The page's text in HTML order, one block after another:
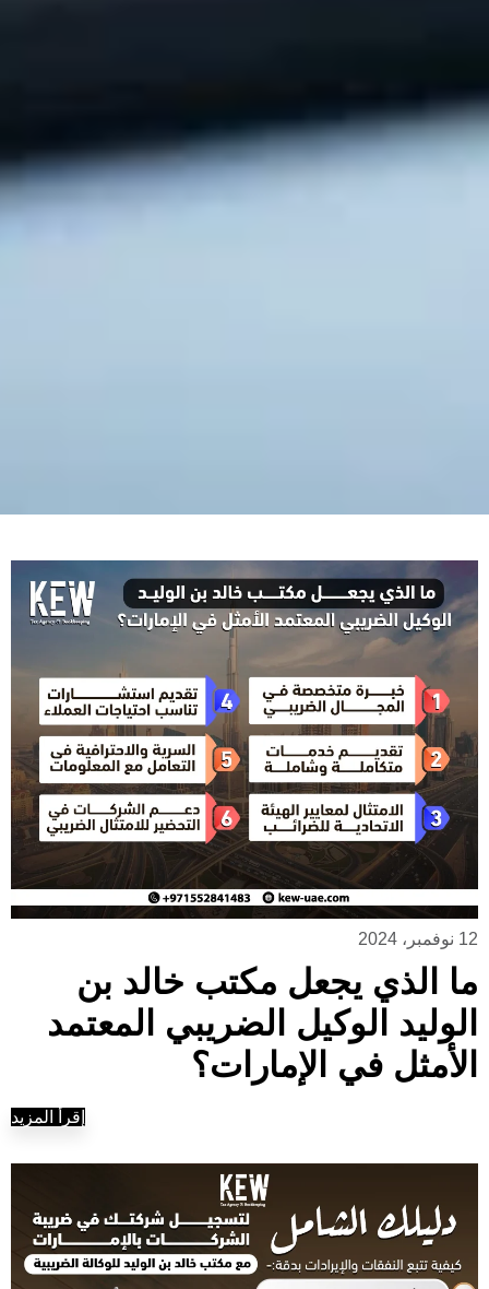
12 نوفمبر، 2024
ما الذي يجعل مكتب خالد بن
الوليد الوكيل الضريبي المعتمد
الأمثل في الإمارات؟
إقرأ المزيد